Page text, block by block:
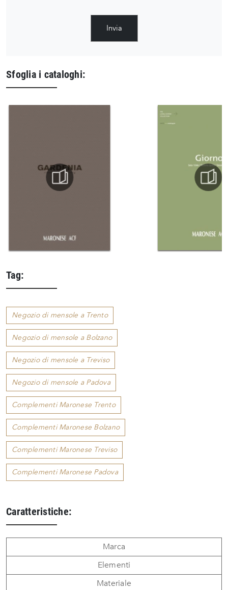
Invia
Sfoglia i cataloghi:
Tag:
Negozio di mensole a Trento
Negozio di mensole a Bolzano
Negozio di mensole a Treviso
Negozio di mensole a Padova
Complementi Maronese Trento
Complementi Maronese Bolzano
Complementi Maronese Treviso
Complementi Maronese Padova
Caratteristiche:
Marca
Elementi
Materiale